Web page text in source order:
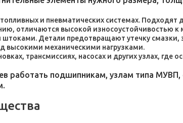
и пневматических системах.
отличаются высокой износоустойчивостью
Детали предотвращают утечку смазки,
высокими механическими нагрузками.
трансмиссиях, насосах и других узлах, где
работать подшипникам, узлам типа МУВП,